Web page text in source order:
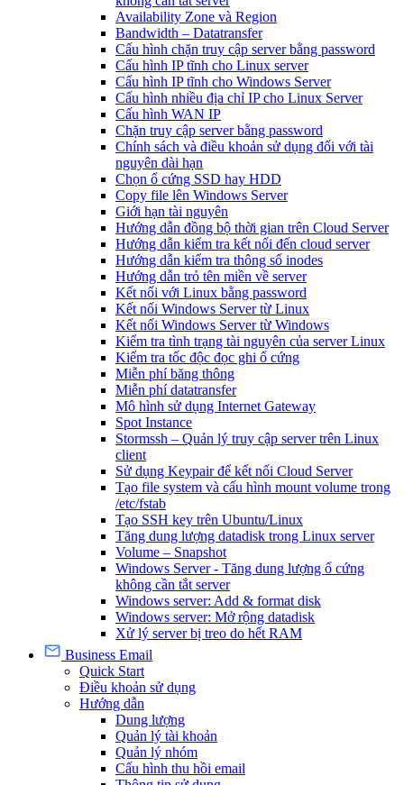
Availability Zone và Region
Bandwidth – Datatransfer
Cấu hình chặn truy cập server bằng password
Cấu hình IP tĩnh cho Linux server
Cấu hình IP tĩnh cho Windows Server
Cấu hình nhiều địa chỉ IP cho Linux Server
Cấu hình WAN IP
Chặn truy cập server bằng password
Chính sách và điều khoản sử dụng đối với tài
nguyên dài hạn
Chọn ổ cứng SSD hay HDD
Copy file lên Windows Server
Giới hạn tài nguyên
Hướng dẫn đồng bộ thời gian trên Cloud Server
Hướng dẫn kiểm tra kết nối đến cloud server
Hướng dẫn kiểm tra thông số inodes
Hướng dẫn trỏ tên miền về server
Kết nối với Linux bằng password
Kết nối Windows Server từ Linux
Kết nối Windows Server từ Windows
Kiểm tra tình trạng tài nguyên của server Linux
Kiểm tra tốc độc đọc ghi ổ cứng
Miễn phí băng thông
Miễn phí datatransfer
Mô hình sử dụng Internet Gateway
Spot Instance
Stormssh – Quản lý truy cập server trên Linux
client
Sử dụng Keypair để kết nối Cloud Server
Tạo file system và cấu hình mount volume trong
/etc/fstab
Tạo SSH key trên Ubuntu/Linux
Tăng dung lượng datadisk trong Linux server
Volume – Snapshot
Windows Server - Tăng dung lượng ổ cứng
không cần tắt server
Windows server: Add & format disk
Windows server: Mở rộng datadisk
Xử lý server bị treo do hết RAM
Business Email
Quick Start
Điều khoản sử dụng
Hướng dẫn
Dung lượng
Quản lý tài khoản
Quản lý nhóm
Cấu hình thu hồi email